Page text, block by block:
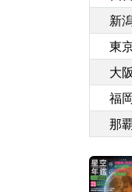
新
東
大阪
福
那